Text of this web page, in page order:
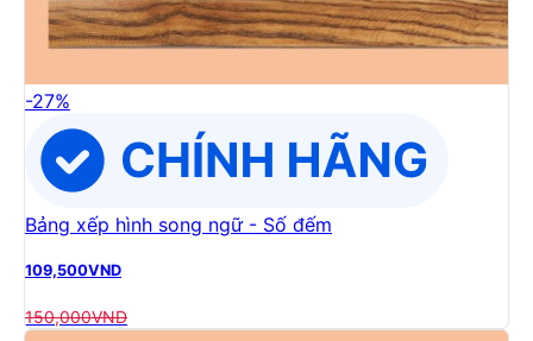
-27%
Bảng xếp hình song ngữ - Số đếm
109,500VND
150,000VND